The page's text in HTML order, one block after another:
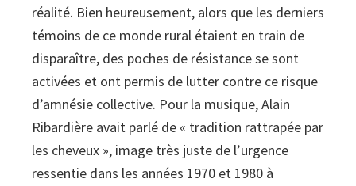
réalité. Bien heureusement, alors que les derniers
témoins de ce monde rural étaient en train de
disparaître, des poches de résistance se sont
activées et ont permis de lutter contre ce risque
d’amnésie collective. Pour la musique, Alain
Ribardière avait parlé de « tradition rattrapée par
les cheveux », image très juste de l’urgence
ressentie dans les années 1970 et 1980 à